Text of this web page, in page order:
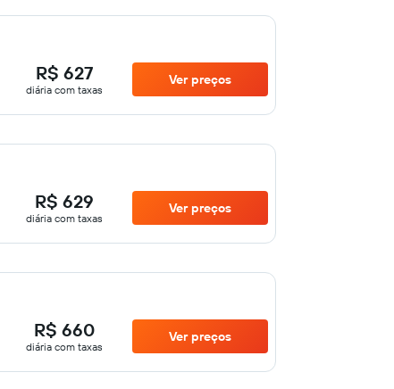
R$ 627
diária com taxas
Ver preços
R$ 629
diária com taxas
Ver preços
R$ 660
diária com taxas
Ver preços